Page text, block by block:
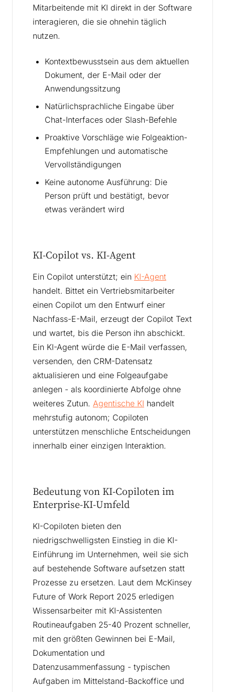
Mitarbeitende mit KI direkt in der Software
interagieren, die sie ohnehin täglich
nutzen.
Kontextbewusstsein aus dem aktuellen
Dokument, der E-Mail oder der
Anwendungssitzung
Natürlichsprachliche Eingabe über
Chat-Interfaces oder Slash-Befehle
Proaktive Vorschläge wie Folgeaktion-
Empfehlungen und automatische
Vervollständigungen
Keine autonome Ausführung: Die
Person prüft und bestätigt, bevor
etwas verändert wird
KI-Copilot vs. KI-Agent
Ein Copilot unterstützt; ein KI-Agent
handelt. Bittet ein Vertriebsmitarbeiter
einen Copilot um den Entwurf einer
Nachfass-E-Mail, erzeugt der Copilot Text
und wartet, bis die Person ihn abschickt.
Ein KI-Agent würde die E-Mail verfassen,
versenden, den CRM-Datensatz
aktualisieren und eine Folgeaufgabe
anlegen - als koordinierte Abfolge ohne
weiteres Zutun. Agentische KI handelt
mehrstufig autonom; Copiloten
unterstützen menschliche Entscheidungen
innerhalb einer einzigen Interaktion.
Bedeutung von KI-Copiloten im
Enterprise-KI-Umfeld
KI-Copiloten bieten den
niedrigschwelligsten Einstieg in die KI-
Einführung im Unternehmen, weil sie sich
auf bestehende Software aufsetzen statt
Prozesse zu ersetzen. Laut dem McKinsey
Future of Work Report 2025 erledigen
Wissensarbeiter mit KI-Assistenten
Routineaufgaben 25-40 Prozent schneller,
mit den größten Gewinnen bei E-Mail,
Dokumentation und
Datenzusammenfassung - typischen
Aufgaben im Mittelstand-Backoffice und